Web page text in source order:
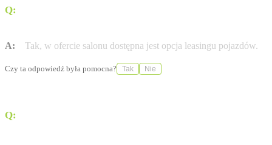
Q:
A: Tak, w ofercie salonu dostępna jest opcja leasingu pojazdów.
Czy ta odpowiedź była pomocna? Tak Nie
Q: